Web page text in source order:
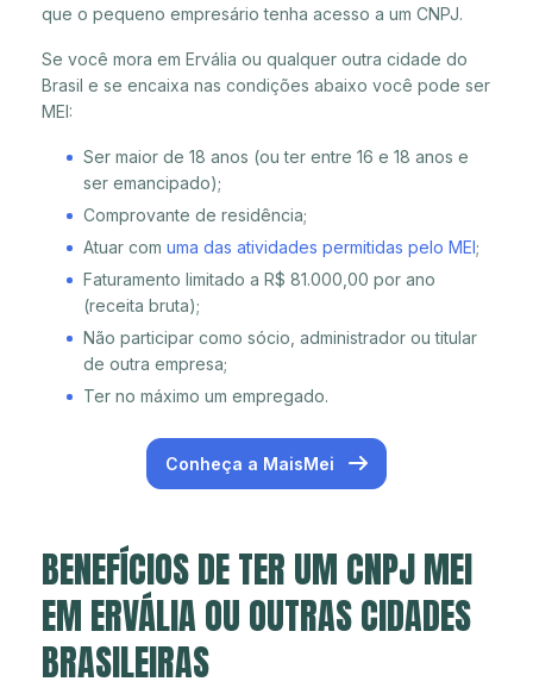
que o pequeno empresário tenha acesso a um CNPJ.
Se você mora em Ervália ou qualquer outra cidade do
Brasil e se encaixa nas condições abaixo você pode ser
MEI:
Ser maior de 18 anos (ou ter entre 16 e 18 anos e
ser emancipado);
Comprovante de residência;
Atuar com uma das atividades permitidas pelo MEI;
Faturamento limitado a R$ 81.000,00 por ano
(receita bruta);
Não participar como sócio, administrador ou titular
de outra empresa;
Ter no máximo um empregado.
Conheça a MaisMei
BENEFÍCIOS DE TER UM CNPJ MEI
EM ERVÁLIA OU OUTRAS CIDADES
BRASILEIRAS